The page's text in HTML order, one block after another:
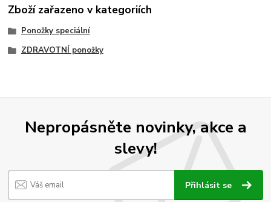
Zboží zařazeno v kategoriích
Ponožky speciální
ZDRAVOTNÍ ponožky
Nepropásněte novinky, akce a
slevy!
Přihlásit se